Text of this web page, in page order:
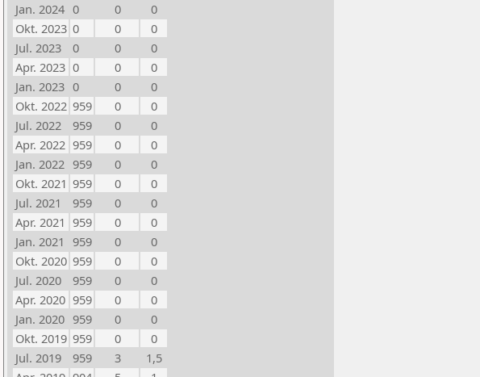
Jan. 2024 0 0
0
Okt. 2023 0 0
0
Jul. 2023
0 0
0
Apr. 2023 0 0
0
Jan. 2023 0 0
0
Okt. 2022 959 0
0
Jul. 2022
959 0
0
Apr. 2022 959 0
0
Jan. 2022 959 0
0
Okt. 2021 959 0
0
Jul. 2021
959 0
0
Apr. 2021 959 0
0
Jan. 2021 959 0
0
Okt. 2020 959 0
0
Jul. 2020
959 0
0
Apr. 2020 959 0
0
Jan. 2020 959 0
0
Okt. 2019 959 0
0
Jul. 2019
959 3
1,5